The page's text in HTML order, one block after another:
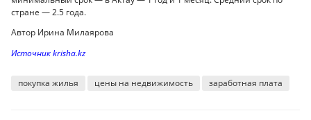
стране — 2.5 года.
Автор Ирина Милаярова
Источник krisha.kz
покупка жилья цены на недвижимость заработная плата